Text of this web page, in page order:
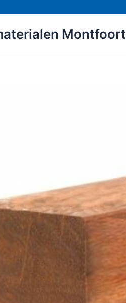
Montfoort